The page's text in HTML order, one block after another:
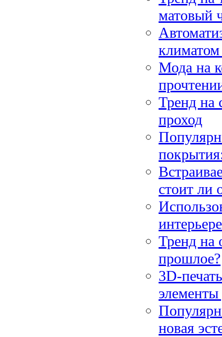
матовый
Мода на
Тренд на
проход
стоит ли
Тренд на
прошлое?
3D-
элементы
новая